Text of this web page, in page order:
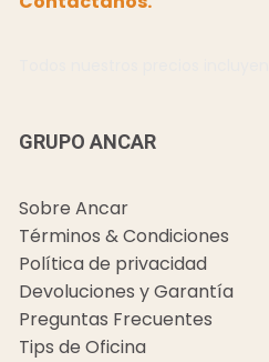
GRUPO ANCAR
Sobre Ancar
Términos & Condiciones
Política de privacidad
Devoluciones y Garantía
Preguntas Frecuentes
Tips de Oficina